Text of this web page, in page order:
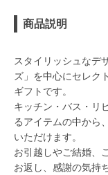
商品説明
スタイリッシュなデ
ズ」を中心にセレク
ギフトです。
キッチン・バス・リ
るアイテムの中から
いただけます。
お引越しやご結婚、
お返し、感謝の気持